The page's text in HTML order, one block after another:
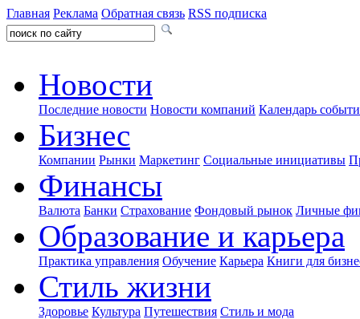
Главная Реклама Обратная связь RSS подписка
Новости
Последние новости Новости компаний Календарь
Бизнес
Компании Рынки Маркетинг Социальные инициативы
Финансы
Валюта Банки Страхование Фондовый рынок Личные
Образование и карьера
Практика управления Обучение Карьера Книги для
Стиль жизни
Здоровье Культура Путешествия Стиль и мода